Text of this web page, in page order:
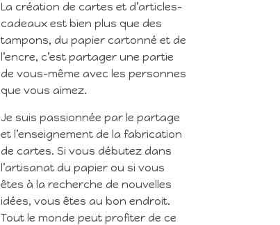
La création de cartes et d’articles-
cadeaux est bien plus que des
tampons, du papier cartonné et de
l’encre, c’est partager une partie
de vous-même avec les personnes
que vous aimez.
Je suis passionnée par le partage
et l’enseignement de la fabrication
de cartes. Si vous débutez dans
l’artisanat du papier ou si vous
êtes à la recherche de nouvelles
idées, vous êtes au bon endroit.
Tout le monde peut profiter de ce